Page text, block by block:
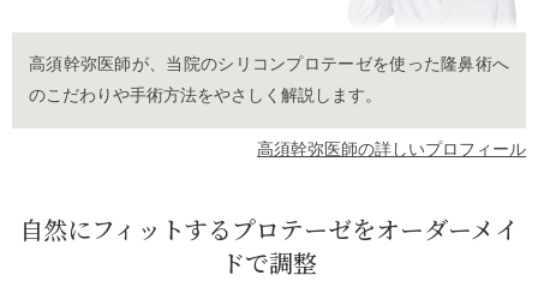
高須幹弥医師が、当院のシリコンプロテーゼを使った隆鼻術へ
のこだわりや手術方法をやさしく解説します。
高須幹弥医師の詳しいプロフィール
自然にフィットするプロテーゼをオーダーメイ
ドで調整